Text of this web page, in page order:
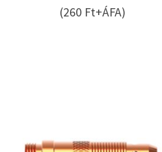
(260 Ft+ÁFA)